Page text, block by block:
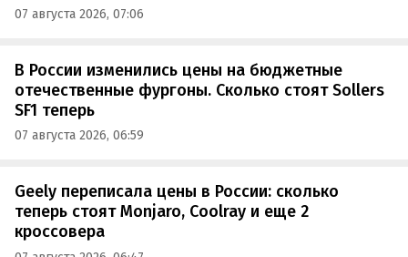
07 августа 2026, 07:06
В России изменились цены на бюджетные
отечественные фургоны. Сколько стоят Sollers
SF1 теперь
07 августа 2026, 06:59
Geely переписала цены в России: сколько
теперь стоят Monjaro, Coolray и еще 2
кроссовера